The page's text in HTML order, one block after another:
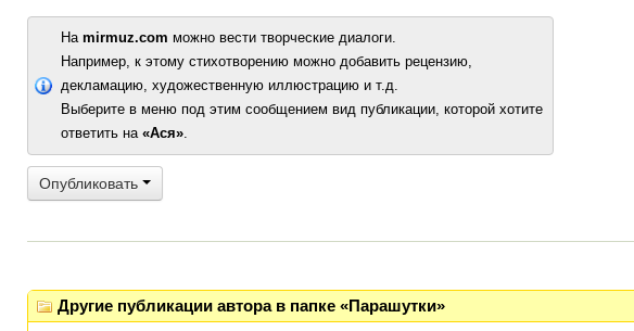
На mirmuz.com можно вести творческие диалоги.
Например, к этому стихотворению можно добавить рецензию,
декламацию, художественную иллюстрацию и т.д.
Выберите в меню под этим сообщением вид публикации, которой хотите
ответить на «Ася».
Опубликовать
Другие публикации автора в папке «Парашутки»